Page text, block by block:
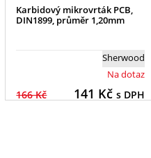
Karbidový mikrovrták PCB,
DIN1899, průměr 1,20mm
Sherwood
Na dotaz
166 Kč 141 Kč s DPH